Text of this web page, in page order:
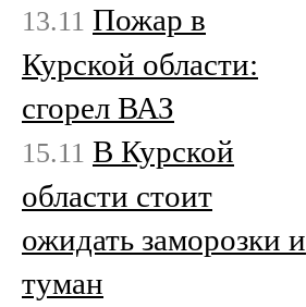
13.11 Пожар в
Курской области:
сгорел ВАЗ
15.11 В Курской
области стоит
ожидать заморозки и
туман